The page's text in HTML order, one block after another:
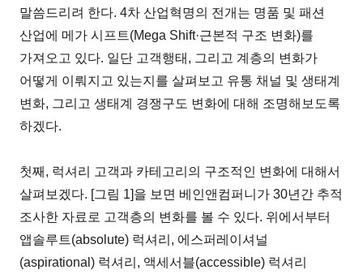
말씀드리려 한다. 4차 산업혁명의 전개는 명품 및 패션
산업에 메가 시프트(Mega Shift·근본적 구조 변화)를
가져오고 있다. 일단 고객행태, 그리고 계층의 변화가
어떻게 이뤄지고 있는지를 살펴보고 유통 채널 및 생태계
변화, 그리고 생태계 경쟁구도 변화에 대해 조명해보도록
하겠다.
첫째, 럭셔리 고객과 카테고리의 구조적인 변화에 대해서
살펴보겠다. [그림 1]을 보면 베인앤컴퍼니가 30년간 추적
조사한 자료로 고객층의 변화를 볼 수 있다. 위에서부터
앱솔루트(absolute) 럭셔리, 에스퍼레이셔널
(aspirational) 럭셔리, 액세서블(accessible) 럭셔리